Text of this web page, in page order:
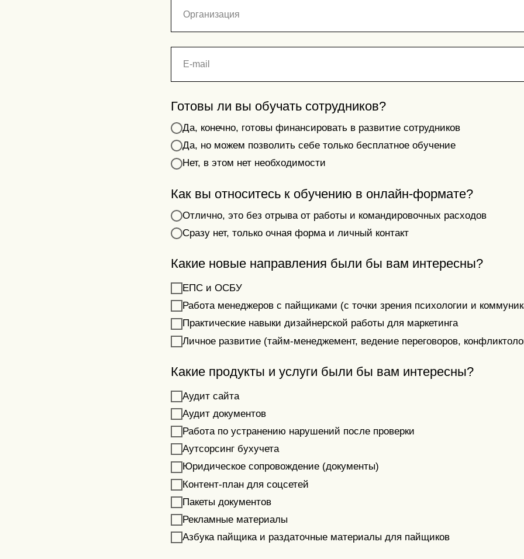
Готовы ли вы обучать сотрудников?
Да, конечно, готовы финансировать в развитие сотрудников
Да, но можем позволить себе только бесплатное обучение
Нет, в этом нет необходимости
Как вы относитесь к обучению в онлайн-формате?
Отлично, это без отрыва от работы и командировочных расходов
Сразу нет, только очная форма и личный контакт
Какие новые направления были бы вам интересны?
ЕПС и ОСБУ
Работа менеджеров с пайщиками (с точки зрения психологии и
Практические навыки дизайнерской работы для маркетинга
Личное развитие (тайм-менеджемент, ведение переговоров,
Какие продукты и услуги были бы вам интересны?
Аудит сайта
Аудит документов
Работа по устранению нарушений после проверки
Аутсорсинг бухучета
Юридическое сопровождение (документы)
Контент-план для соцсетей
Пакеты документов
Рекламные материалы
Азбука пайщика и раздаточные материалы для пайщиков